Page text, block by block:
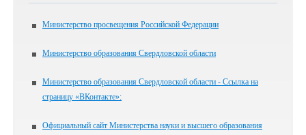
Министерство просвещения Российской Федерации
Министерство образования Свердловской области
Министерство образования Свердловской области - Ссылка на
страницу «ВКонтакте»:
Официальный сайт Министерства науки и высшего образования